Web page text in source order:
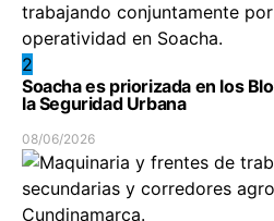
2
Soacha es priorizada en los
la Seguridad Urbana
08/06/2026